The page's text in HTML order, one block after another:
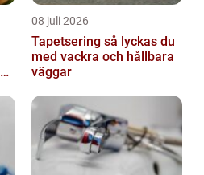
08 juli 2026
Tapetsering så lyckas du
med vackra och hållbara
väggar